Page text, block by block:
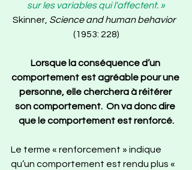
sur les variables qui l'affectent. »
Skinner, Science and human behavior
(1953: 228)
Lorsque la conséquence d’un
comportement est agréable pour une
personne, elle cherchera à réitérer
son comportement.  On va donc dire
que le comportement est renforcé.
Le terme « renforcement » indique
qu’un comportement est rendu plus «